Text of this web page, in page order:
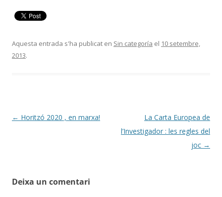
Aquesta entrada s'ha publicat en Sin categoría el 10 setembre,
2013.
Navegació
← Horitzó 2020 , en marxa!
La Carta Europea de
l’Investigador : les regles del
joc →
Deixa un comentari